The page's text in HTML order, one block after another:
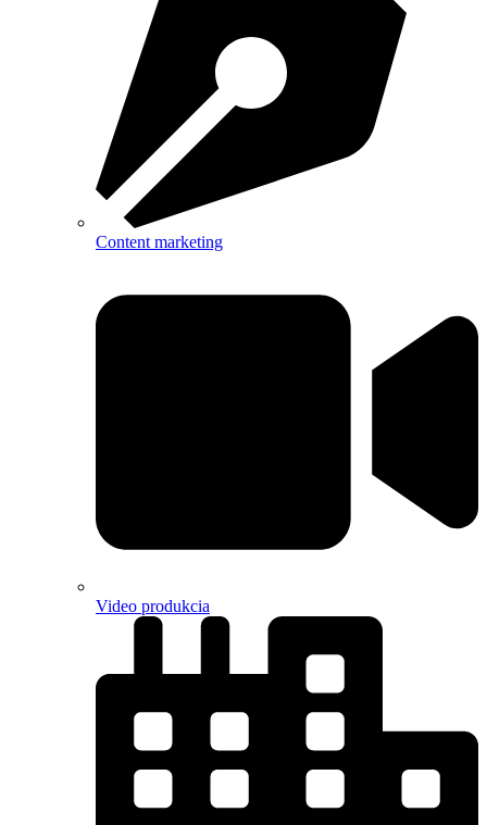
Content marketing
Video produkcia